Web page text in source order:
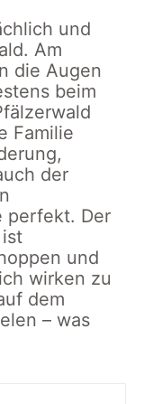
und
Am
die Augen
beim
Familie
der
perfekt. Der
und
wirken zu
dem
– was